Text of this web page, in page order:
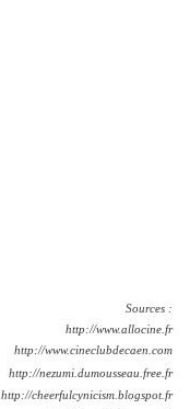
Sources :
http://www.allocine.fr
http://www.cineclubdecaen.com
http://nezumi.dumousseau.free.fr
http://cheerfulcynicism.blogspot.fr